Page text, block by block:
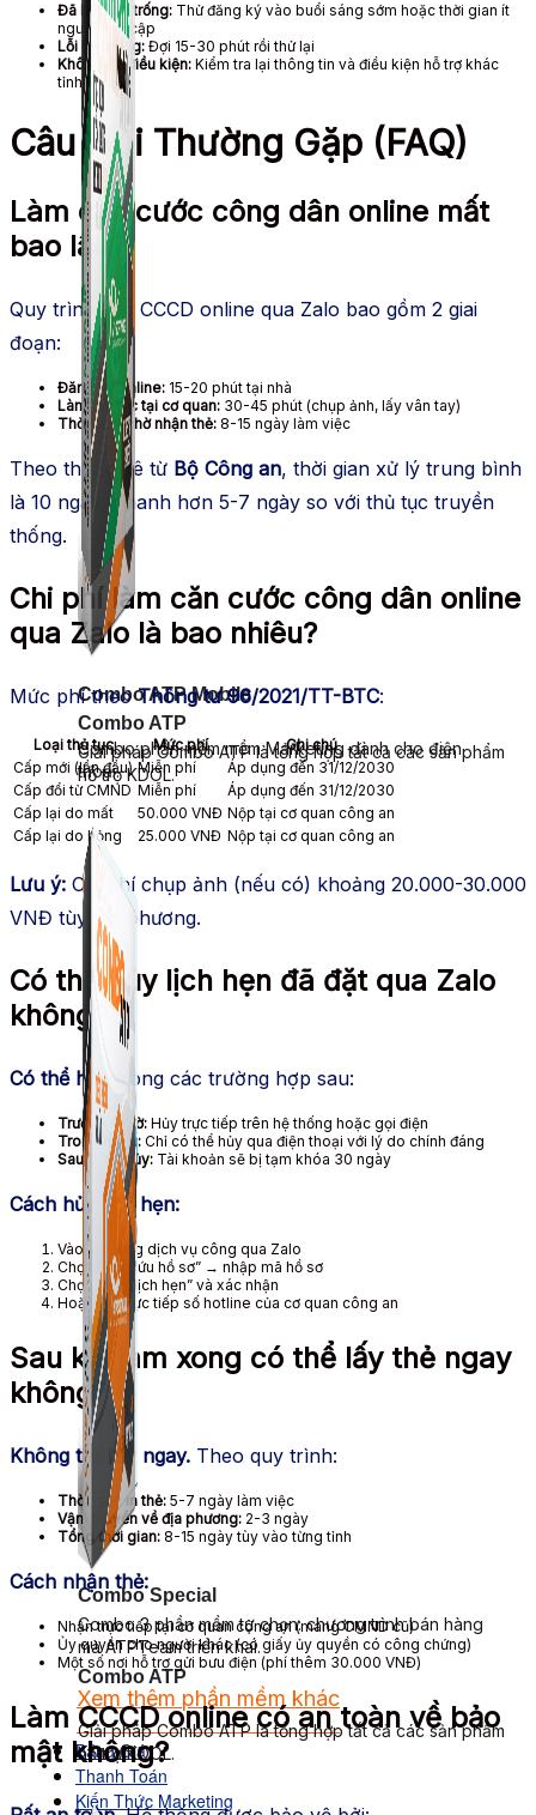
Combo ATP
Giải pháp Combo ATP là tổng hợp tất cả các sản phẩm
hỗ trợ KDOL.
Combo Special
Combo 3 phần mềm tự chọn: chương trình bán hàng
mà ATPTeam triển khai.
Xem thêm phần mềm khác
Xem thêm phần mềm khác
Bảng Giá
Thanh Toán
Kiến Thức Marketing
Combo ATP Mobile
Combo phần mềm mềm Marketing dành cho điện
thoại.
Combo ATP
Giải pháp Combo ATP là tổng hợp tất cả các sản phẩm
hỗ trợ KDOL.
Đã hết lịch trống: Thử đăng ký vào buổi sáng sớm hoặc thời gian ít
người truy cập
Lỗi hệ thống: Đợi 15-30 phút rồi thử lại
Không đủ điều kiện: Kiểm tra lại thông tin và điều kiện hỗ trợ khác
tỉnh
Câu Hỏi Thường Gặp (FAQ)
Làm căn cước công dân online mất
bao lâu?
Quy trình làm CCCD online qua Zalo bao gồm 2 giai
đoạn:
Đăng ký online: 15-20 phút tại nhà
Làm thủ tục tại cơ quan: 30-45 phút (chụp ảnh, lấy vân tay)
Thời gian chờ nhận thẻ: 8-15 ngày làm việc
Theo thống kê từ Bộ Công an, thời gian xử lý trung bình
là 10 ngày, nhanh hơn 5-7 ngày so với thủ tục truyền
thống.
Chi phí làm căn cước công dân online
qua Zalo là bao nhiêu?
Mức phí theoThông tư 96/2021/TT-BTC:
Loại thủ tục Mức phí
Ghi chú
Cấp mới (lần đầu) Miễn phí
Áp dụng đến 31/12/2030
Cấp đổi từ CMND Miễn phí
Áp dụng đến 31/12/2030
Cấp lại do mất
50.000 VNĐ Nộp tại cơ quan công an
Cấp lại do hỏng
25.000 VNĐ Nộp tại cơ quan công an
Lưu ý: Chi phí chụp ảnh (nếu có) khoảng 20.000-30.000
VNĐ tùy địa phương.
Có thể hủy lịch hẹn đã đặt qua Zalo
không?
Có thể hủy trong các trường hợp sau:
Trước 24 giờ: Hủy trực tiếp trên hệ thống hoặc gọi điện
Trong ngày: Chỉ có thể hủy qua điện thoại với lý do chính đáng
Sau 3 lần hủy: Tài khoản sẽ bị tạm khóa 30 ngày
Cách hủy lịch hẹn:
Vào lại Cổng dịch vụ công qua Zalo
Chọn “Tra cứu hồ sơ” → nhập mã hồ sơ
Chọn “Hủy lịch hẹn” và xác nhận
Hoặc gọi trực tiếp số hotline của cơ quan công an
Sau khi làm xong có thể lấy thẻ ngay
không?
Không thể lấy ngay. Theo quy trình:
Thời gian in thẻ: 5-7 ngày làm việc
Vận chuyển về địa phương: 2-3 ngày
Tổng thời gian: 8-15 ngày tùy vào từng tỉnh
Cách nhận thẻ:
Nhận trực tiếp tại cơ quan công an (mang CMND cũ)
Ủy quyền cho người khác (có giấy ủy quyền có công chứng)
Một số nơi hỗ trợ gửi bưu điện (phí thêm 30.000 VNĐ)
Làm CCCD online có an toàn về bảo
mật không?